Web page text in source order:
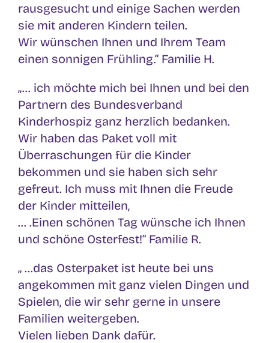
rausgesucht und einige Sachen werden
sie mit anderen Kindern teilen.
Wir wünschen Ihnen und Ihrem Team
einen sonnigen Frühling.“ Familie H.
„… ich möchte mich bei Ihnen und bei den
Partnern des Bundesverband
Kinderhospiz ganz herzlich bedanken.
Wir haben das Paket voll mit
Überraschungen für die Kinder
bekommen und sie haben sich sehr
gefreut. Ich muss mit Ihnen die Freude
der Kinder mitteilen,
… .Einen schönen Tag wünsche ich Ihnen
und schöne Osterfest!“ Familie R.
„ …das Osterpaket ist heute bei uns
angekommen mit ganz vielen Dingen und
Spielen, die wir sehr gerne in unsere
Familien weitergeben.
Vielen lieben Dank dafür.